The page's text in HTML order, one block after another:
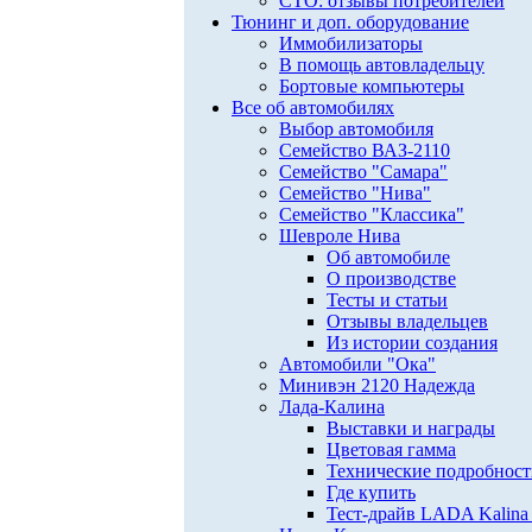
Тюнинг и доп. оборудование
Иммобилизаторы
В помощь автовладельцу
Бортовые компьютеры
Все об автомобилях
Выбор автомобиля
Семейство ВАЗ-2110
Семейство "Самара"
Семейство "Нива"
Семейство "Классика"
Шевроле Нива
Об автомобиле
О производстве
Тесты и статьи
Отзывы владельцев
Из истории создания
Автомобили "Ока"
Минивэн 2120 Надежда
Лада-Калина
Выставки и награды
Цветовая гамма
Технические
Где купить
Тест-драйв LADA Kalina